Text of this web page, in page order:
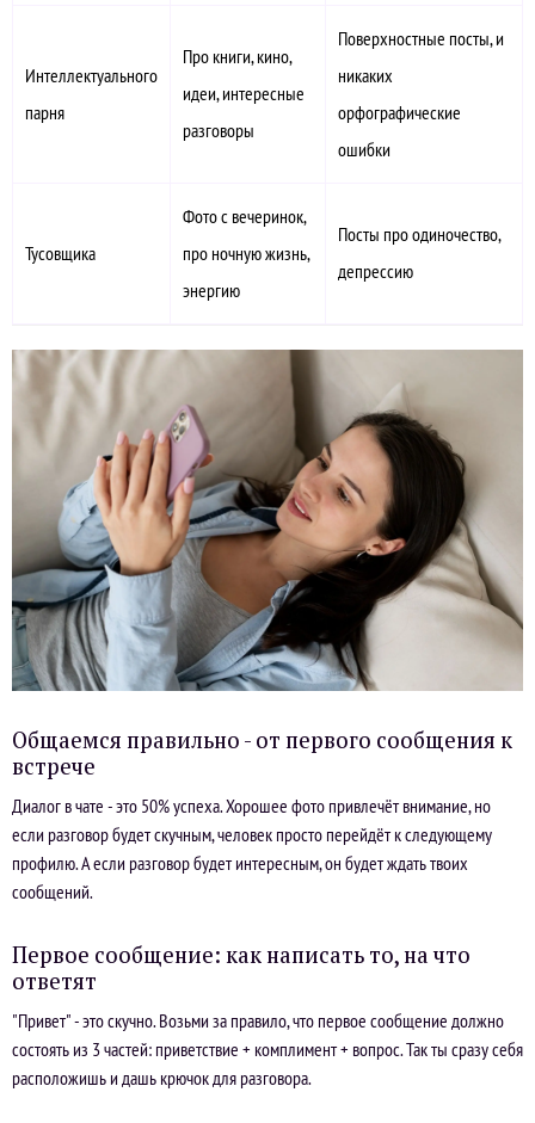
Интеллектуального
парня
Про книги, кино,
идеи, интересные
разговоры
Поверхностные посты, и
никаких
орфографические
ошибки
Тусовщика
Фото с вечеринок,
про ночную жизнь,
энергию
Посты про одиночество,
депрессию
Общаемся правильно - от первого сообщения к
встрече
Диалог в чате - это 50% успеха. Хорошее фото привлечёт внимание, но
если разговор будет скучным, человек просто перейдёт к следующему
профилю. А если разговор будет интересным, он будет ждать твоих
сообщений.
Первое сообщение: как написать то, на что
ответят
"Привет" - это скучно. Возьми за правило, что первое сообщение должно
состоять из 3 частей: приветствие + комплимент + вопрос. Так ты сразу себя
расположишь и дашь крючок для разговора.